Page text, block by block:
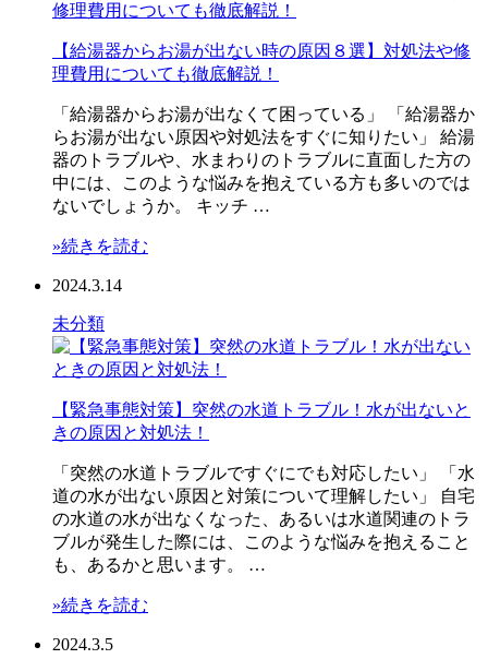
【給湯器からお湯が出ない時の原因８選】対処法や修
理費用についても徹底解説！
「給湯器からお湯が出なくて困っている」 「給湯器か
らお湯が出ない原因や対処法をすぐに知りたい」 給湯
器のトラブルや、水まわりのトラブルに直面した方の
中には、このような悩みを抱えている方も多いのでは
ないでしょうか。 キッチ …
»続きを読む
2024.3.14
未分類
【緊急事態対策】突然の水道トラブル！水が出ないと
きの原因と対処法！
「突然の水道トラブルですぐにでも対応したい」 「水
道の水が出ない原因と対策について理解したい」 自宅
の水道の水が出なくなった、あるいは水道関連のトラ
ブルが発生した際には、このような悩みを抱えること
も、あるかと思います。 …
»続きを読む
2024.3.5